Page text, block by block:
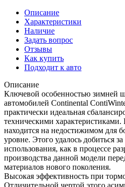
Описание
Характеристики
Наличие
Задать вопрос
Отзывы
Как купить
Подходит к авто
Описание
Ключевой особенностью зимней
автомобилей Continental
практически идеальная
техническими
находится на недостижимом для
уровне. Этого удалось добиться
использования, как в процессе
производства данной модели
материалов нового поколения.
Высокая эффективность при
Отличительной чертой этого